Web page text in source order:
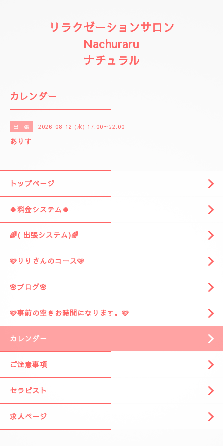
リラクゼーションサロン
Nachuraru
ナチュラル
カレンダー
出 張 2026-08-12 (水) 17:00～22:00
ありす
トップページ
🍀料金システム🍀
🌈( 出張システム)🌈
🩷りりさんのコース🩷
🌸ブログ🌸
🩷事前の空きお時間になります。🩷
カレンダー
ご注意事項
セラピスト
求人ページ